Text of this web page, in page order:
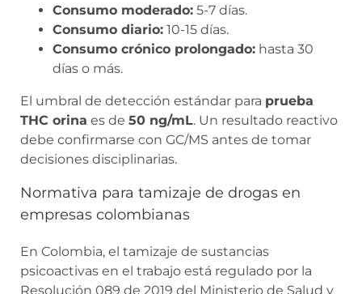
Consumo moderado: 5-7 días.
Consumo diario: 10-15 días.
Consumo crónico prolongado: hasta 30
días o más.
El umbral de detección estándar para prueba
THC orina es de 50 ng/mL. Un resultado reactivo
debe confirmarse con GC/MS antes de tomar
decisiones disciplinarias.
Normativa para tamizaje de drogas en
empresas colombianas
En Colombia, el tamizaje de sustancias
psicoactivas en el trabajo está regulado por la
Resolución 089 de 2019 del Ministerio de Salud y